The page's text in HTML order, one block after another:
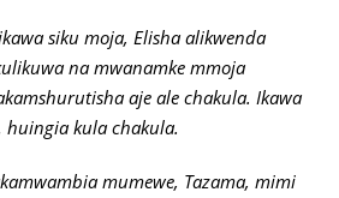
siku moja, Elisha alikwenda
na mwanamke mmoja
aje ale chakula. Ikawa
kula chakula.
mumewe, Tazama, mimi